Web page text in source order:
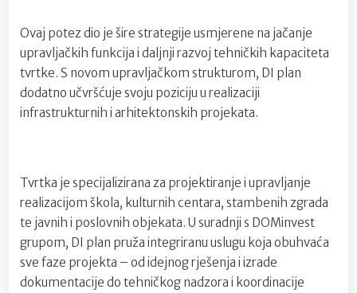
Ovaj potez dio je šire strategije usmjerene na jačanje
upravljačkih funkcija i daljnji razvoj tehničkih kapaciteta
tvrtke. S novom upravljačkom strukturom, DI plan
dodatno učvršćuje svoju poziciju u realizaciji
infrastrukturnih i arhitektonskih projekata.
Tvrtka je specijalizirana za projektiranje i upravljanje
realizacijom škola, kulturnih centara, stambenih zgrada
te javnih i poslovnih objekata. U suradnji s DOMinvest
grupom, DI plan pruža integriranu uslugu koja obuhvaća
sve faze projekta – od idejnog rješenja i izrade
dokumentacije do tehničkog nadzora i koordinacije